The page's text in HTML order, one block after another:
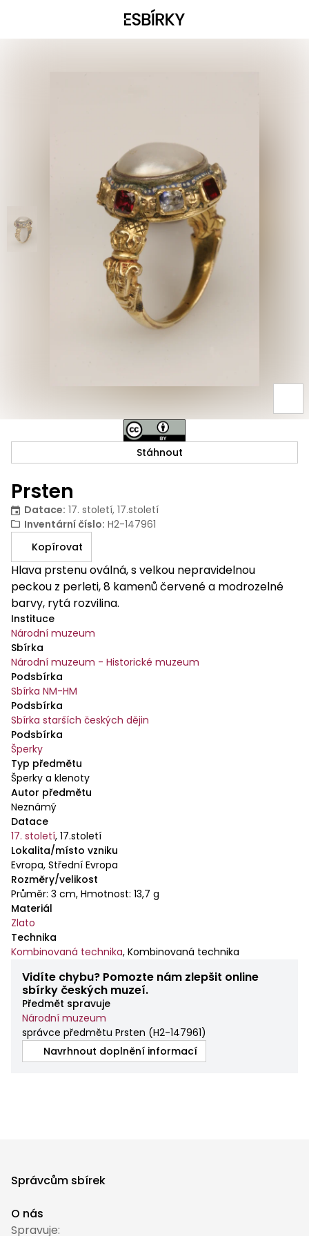
Prsten
Datace: 17. století, 17.století
Inventární číslo: H2-147961
Kopírovat
Hlava prstenu oválná, s velkou nepravidelnou
peckou z perleti, 8 kamenů červené a modrozelné
barvy, rytá rozvilina.
Instituce
Národní muzeum
Sbírka
Národní muzeum - Historické muzeum
Podsbírka
Sbírka NM-HM
Podsbírka
Sbírka starších českých dějin
Podsbírka
Šperky
Typ předmětu
Šperky a klenoty
Autor předmětu
Neznámý
Datace
17. století, 17.století
Lokalita/místo vzniku
Evropa, Střední Evropa
Rozměry/velikost
Průměr: 3 cm, Hmotnost: 13,7 g
Materiál
Zlato
Technika
Kombinovaná technika, Kombinovaná technika
Vidíte chybu? Pomozte nám zlepšit online
sbírky českých muzeí.
Předmět spravuje
Národní muzeum
správce předmětu Prsten (H2-147961)
Navrhnout doplnění informací
Stáhnout
Správcům sbírek
O nás
Spravuje: